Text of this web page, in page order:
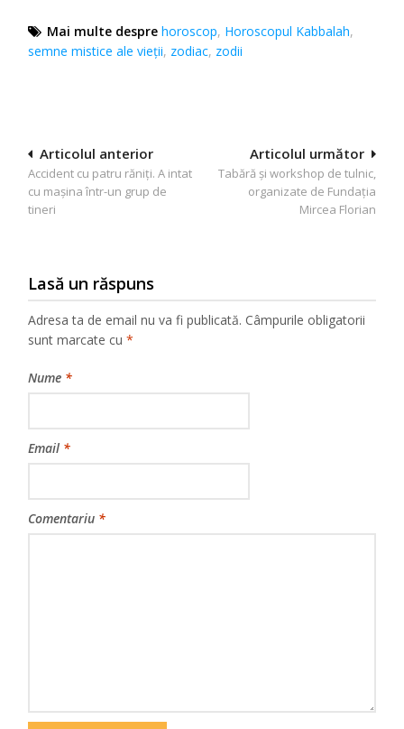
Mai multe despre horoscop, Horoscopul Kabbalah,
semne mistice ale vieții, zodiac, zodii
Navigare
în
articole
Articolul următor
Tabără și workshop de tulnic,
organizate de Fundația
Mircea Florian
Articolul anterior
Accident cu patru răniţi. A intat
cu maşina într-un grup de
tineri
Lasă un răspuns
Adresa ta de email nu va fi publicată. Câmpurile obligatorii
sunt marcate cu*
Nume *
Email *
Comentariu *